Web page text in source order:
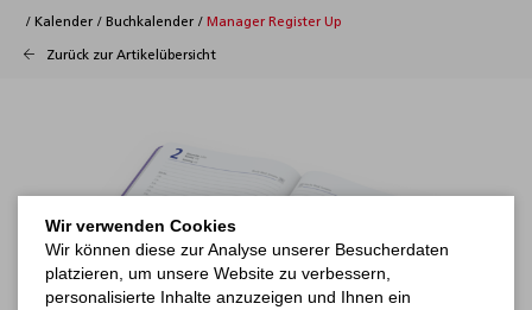
/ Kalender / Buchkalender / Manager Register Up
Zurück zur Artikelübersicht
Wir verwenden Cookies
Wir können diese zur Analyse unserer Besucherdaten
platzieren, um unsere Website zu verbessern,
personalisierte Inhalte anzuzeigen und Ihnen ein